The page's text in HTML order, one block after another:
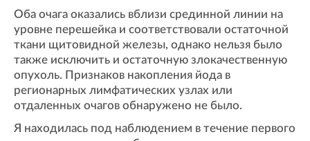
Оба очага оказались вблизи срединной линии на
уровне перешейка и соответствовали остаточной
ткани щитовидной железы, однако нельзя было
также исключить и остаточную злокачественную
опухоль. Признаков накопления йода в
регионарных лимфатических узлах или
отдаленных очагов обнаружено не было.
Я находилась под наблюдением в течение первого